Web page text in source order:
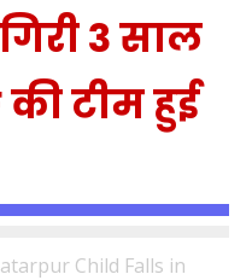
3 साल
की टीम हुई
Child Falls in